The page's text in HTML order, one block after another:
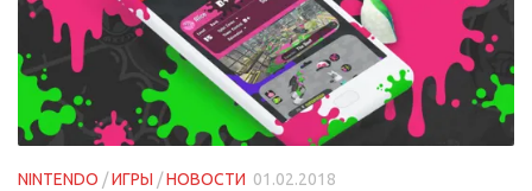
NINTENDO /ИГРЫ /НОВОСТИ 01.02.2018